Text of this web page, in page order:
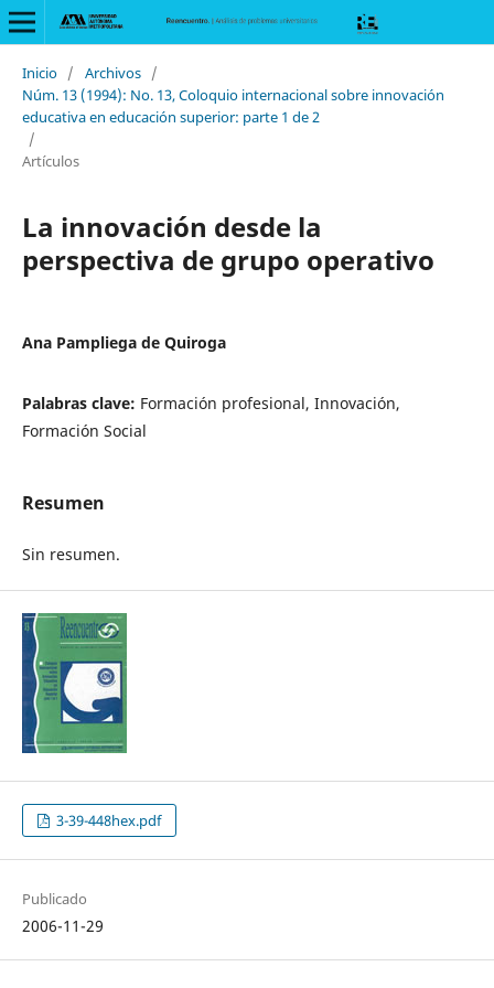
Inicio / Archivos /
Núm. 13 (1994): No. 13, Coloquio internacional sobre innovación
educativa en educación superior: parte 1 de 2
/
Artículos
La innovación desde la
perspectiva de grupo operativo
Ana Pampliega de Quiroga
Palabras clave: Formación profesional, Innovación,
Formación Social
Resumen
Sin resumen.
3-39-448hex.pdf
Publicado
2006-11-29